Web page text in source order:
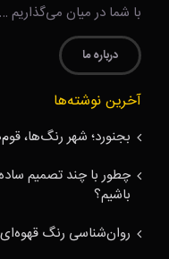
با شما در میان می‌گذاریم …
درباره ما
آخرین نوشته‌ها
بجنورد؛ شهر رنگ‌ها،
چطور با چند تصمیم
باشیم؟
روان‌شناسی رنگ